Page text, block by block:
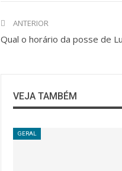
ANTERIOR
Qual o horário da posse de
VEJA TAMBÉM
GERAL